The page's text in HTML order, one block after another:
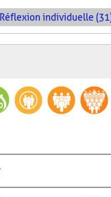
Réflexion individuelle